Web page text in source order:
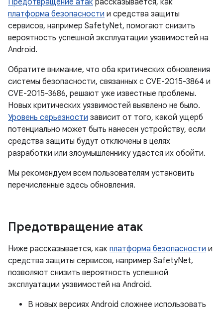
Предотвращение атак рассказывается, как
платформа безопасности и средства защиты
сервисов, например SafetyNet, помогают снизить
вероятность успешной эксплуатации уязвимостей на
Android.
Обратите внимание, что оба критических обновления
системы безопасности, связанных с CVE-2015-3864 и
CVE-2015-3686, решают уже известные проблемы.
Новых критических уязвимостей выявлено не было.
Уровень серьезности зависит от того, какой ущерб
потенциально может быть нанесен устройству, если
средства защиты будут отключены в целях
разработки или злоумышленнику удастся их обойти.
Мы рекомендуем всем пользователям установить
перечисленные здесь обновления.
Предотвращение атак
Ниже рассказывается, как платформа безопасности и
средства защиты сервисов, например SafetyNet,
позволяют снизить вероятность успешной
эксплуатации уязвимостей на Android.
В новых версиях Android сложнее использовать